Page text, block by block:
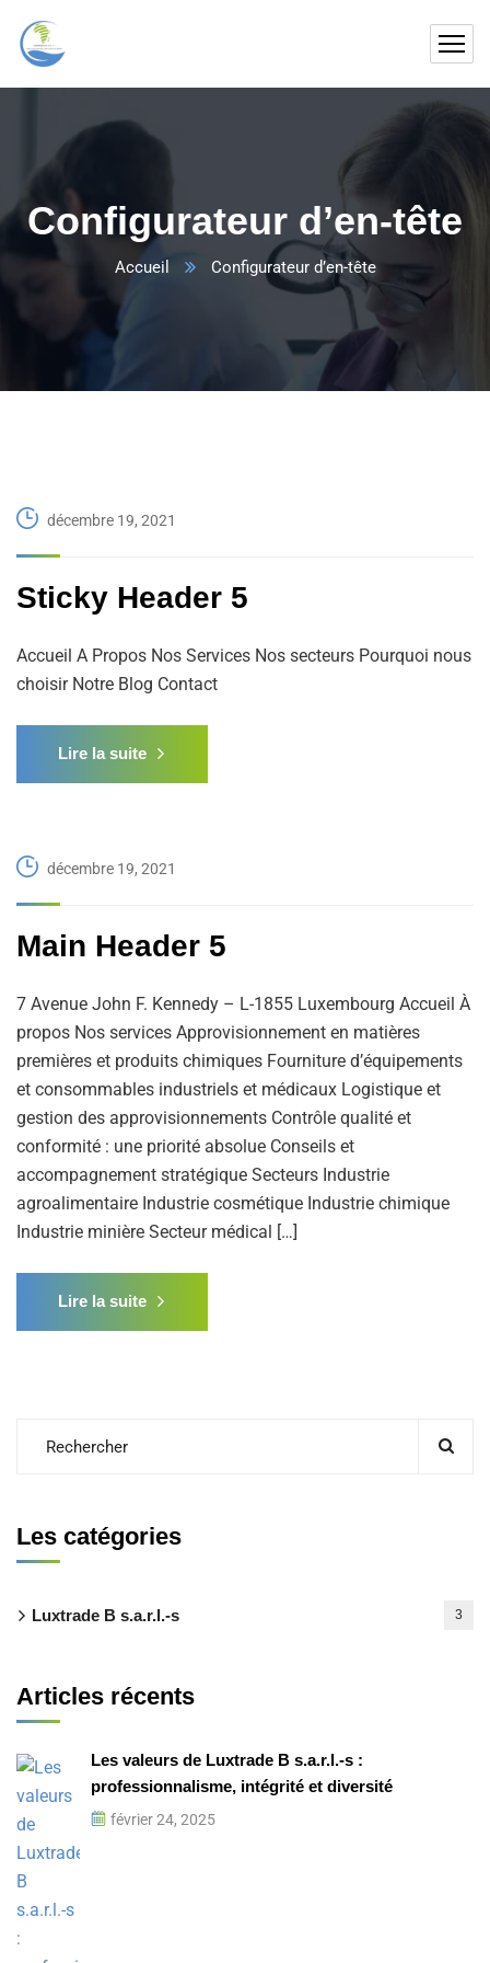
Configurateur d’en-tête
Accueil Configurateur d’en-tête
décembre 19, 2021
Sticky Header 5
Accueil A Propos Nos Services Nos secteurs Pourquoi nous
choisir Notre Blog Contact
Lire la suite
décembre 19, 2021
Main Header 5
7 Avenue John F. Kennedy – L-1855 Luxembourg Accueil À
propos Nos services Approvisionnement en matières
premières et produits chimiques Fourniture d’équipements
et consommables industriels et médicaux Logistique et
gestion des approvisionnements Contrôle qualité et
conformité : une priorité absolue Conseils et
accompagnement stratégique Secteurs Industrie
agroalimentaire Industrie cosmétique Industrie chimique
Industrie minière Secteur médical […]
Lire la suite
Les catégories
Luxtrade B s.a.r.l.-s 3
Articles récents
Les valeurs de Luxtrade B s.a.r.l.-s :
professionnalisme, intégrité et diversité
février 24, 2025